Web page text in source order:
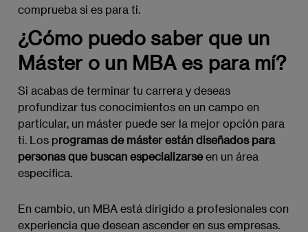
comprueba si es para ti.
¿Cómo puedo saber que un
Máster o un MBA es para mí?
Si acabas de terminar tu carrera y deseas
profundizar tus conocimientos en un campo en
particular, un máster puede ser la mejor opción para
ti. Los programas de máster están diseñados para
personas que buscan especializarseen un área
específica.
En cambio, un MBA está dirigido a profesionales con
experiencia que desean ascender en sus empresas.